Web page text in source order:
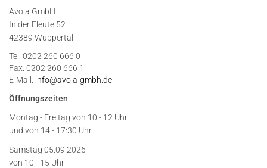
Avola GmbH
In der Fleute 52
42389 Wuppertal
Tel: 0202 260 666 0
Fax: 0202 260 666 1
E-Mail: info@avola-gmbh.de
Öffnungszeiten
Montag - Freitag von 10 - 12 Uhr
und von 14 - 17:30 Uhr
Samstag 05.09.2026
von 10 - 15 Uhr